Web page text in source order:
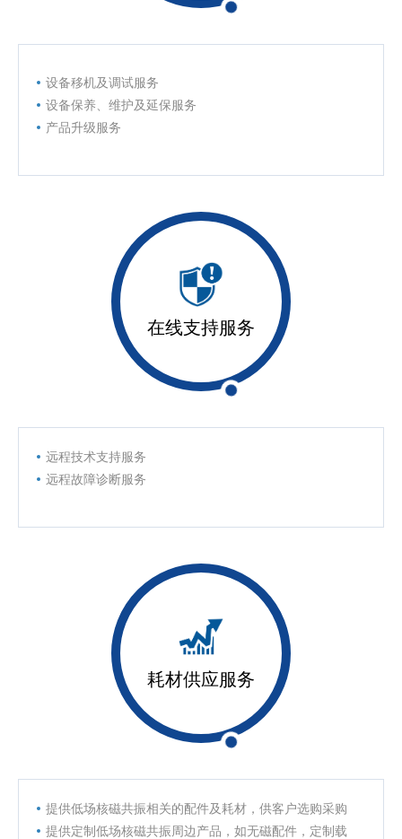
设备移机及调试服务
设备保养、维护及延保服务
产品升级服务
在线支持服务
远程技术支持服务
远程故障诊断服务
耗材供应服务
提供低场核磁共振相关的配件及耗材，供客户选购采购
提供定制低场核磁共振周边产品，如无磁配件，定制载